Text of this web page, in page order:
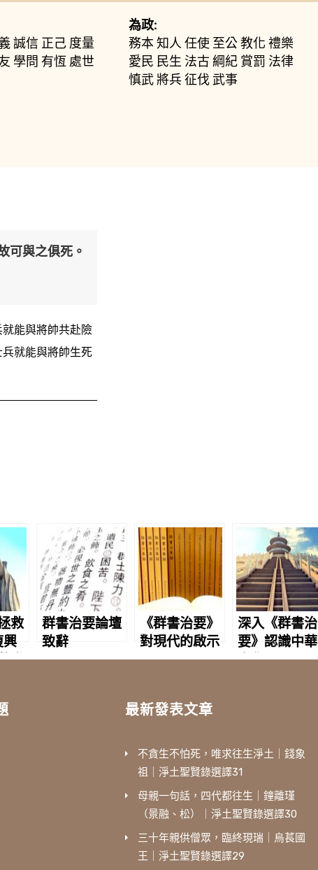
誠信 正己 度量
學問 有恆 處世
為政:
務本知人 任使 至公教化 禮樂
愛民 民生 法古 綱紀 賞罰 法律
慎武將兵征伐 武事
可與之俱死。
就能與將帥共赴險
就能與將帥生死
救
世
群書治要論壇
致辭
《群書治要》
對現代的啟示
深入《群書治
要》認識中華
文化
最新發表文章
不貪生不怕死，唯求往生淨土｜錢象
祖｜淨土聖賢錄選譯31
母親一句話，四代都往生｜鐘離瑾
（景融、松）｜淨土聖賢錄選譯30
三十年親供僧眾，臨終現瑞｜烏萇國
王｜淨土聖賢錄選譯29